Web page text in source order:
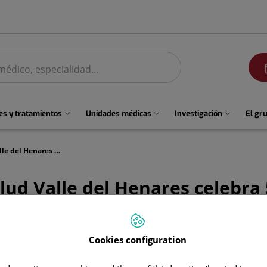
y tratamientos Unidades médicas Investigación El
El Centro Médico Quirónsalud Valle del Henares celebra 5 años de funcionamiento en su nueva ubicación
Valle del Henares
Cookies configuration